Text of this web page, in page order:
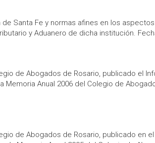
Santa Fe y normas afines en los
y Aduanero de dicha institución.
de Abogados de Rosario, publicado el
Anual 2006 del Colegio de
de Abogados de Rosario, publicado en el